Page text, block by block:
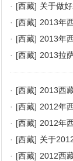
· [西藏] 关于做
· [西藏] 2013年
· [西藏] 2013年
· [西藏] 2013拉
· [西藏] 2013西
· [西藏] 2012年
· [西藏] 2012年
· [西藏] 关于
· [西藏] 2012西